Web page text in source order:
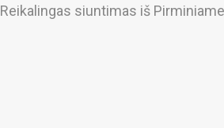
Reikalingas siuntimas iš